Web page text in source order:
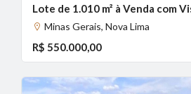
Minas Gerais, Nova Lima
R$ 550.000,00